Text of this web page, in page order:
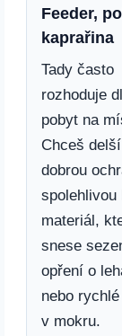
Feeder,
kaprařina
Tady často
rozhoduje
pobyt na
Chceš
dobrou
spolehlivou
materiál,
snese
opření o
nebo
v mokru.